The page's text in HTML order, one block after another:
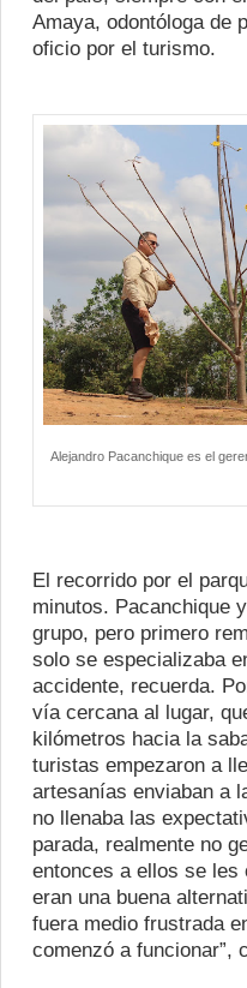
Amaya, odontóloga de
oficio por el turismo.
Alejandro Pacanchique es el
El recorrido por el
minutos. Pacanchique
grupo, pero primero
solo se especializaba
accidente, recuerda.
vía cercana al lugar,
kilómetros hacia la
turistas empezaron a
artesanías enviaban a
no llenaba las
parada, realmente no
entonces a ellos se
eran una buena
fuera medio frustrada
comenzó a funcionar”,